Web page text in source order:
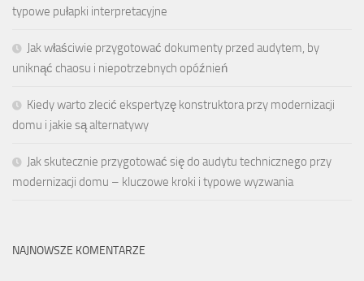
typowe pułapki interpretacyjne
Jak właściwie przygotować dokumenty przed audytem, by
uniknąć chaosu i niepotrzebnych opóźnień
Kiedy warto zlecić ekspertyzę konstruktora przy modernizacji
domu i jakie są alternatywy
Jak skutecznie przygotować się do audytu technicznego przy
modernizacji domu – kluczowe kroki i typowe wyzwania
NAJNOWSZE KOMENTARZE